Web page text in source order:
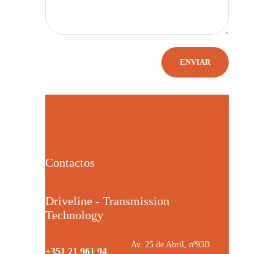
Contactos
Driveline - Transmission
Technology
+351 21 961 94
Av. 25 de Abril, nº93B